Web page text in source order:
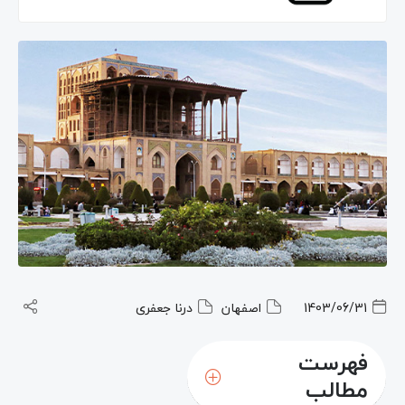
1403/06/31 اصفهان درنا جعفری
فهرست
مطالب